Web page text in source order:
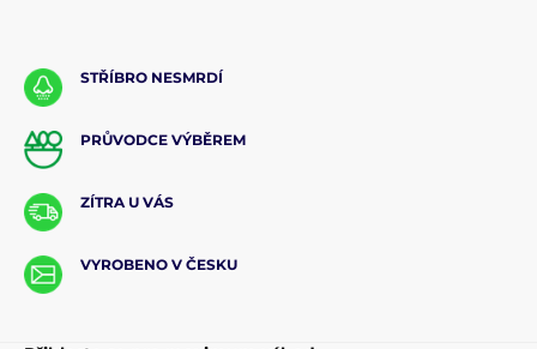
STŘÍBRO NESMRDÍ
PRŮVODCE VÝBĚREM
ZÍTRA U VÁS
VYROBENO V ČESKU